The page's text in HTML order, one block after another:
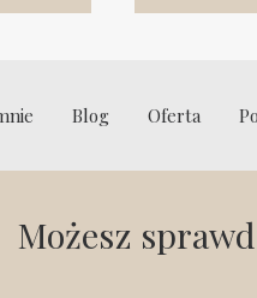
Blog Oferta
Możesz